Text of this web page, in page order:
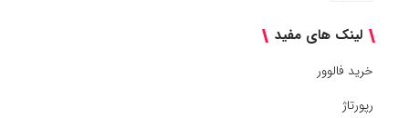
لینک های مفید
خرید فالوور
رپورتاژ